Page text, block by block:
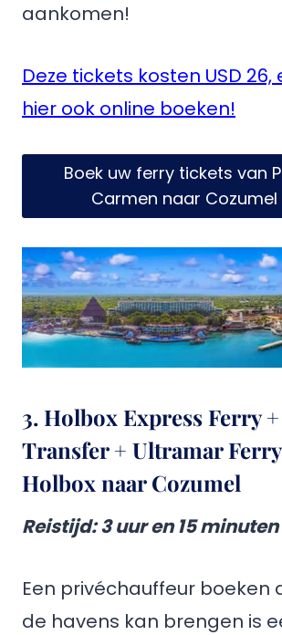
aankomen!
Deze tickets kosten USD 26,
hier ook online boeken!
Boek uw ferry tickets van
Carmen naar Cozumel
3. Holbox Express Ferry
Transfer + Ultramar
Holbox naar Cozumel
Reistijd: 3 uur en 15 minuten
Een privéchauffeur boeken
de havens kan brengen is